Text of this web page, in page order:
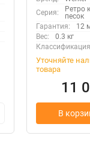
Серия:
Ретро
песок
Гарантия:
12
Вес:
0.3 кг
Уточняйте
товара
11
В